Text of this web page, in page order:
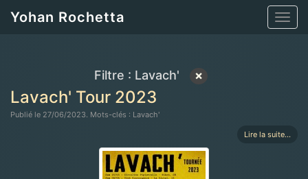
Yohan Rochetta
Filtre : Lavach' ×
Lavach' Tour 2023
Publié le 27/06/2023. Mots-clés : Lavach'
Lire la suite...